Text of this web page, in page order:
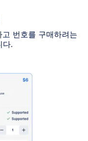
번호를 구매하려는
다.